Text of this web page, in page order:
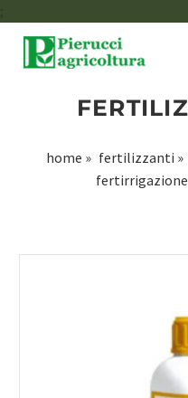
;
home » fertilizzanti »
fertirrigazione